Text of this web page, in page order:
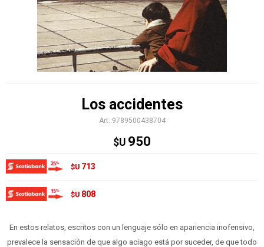
Los accidentes
9789500438704
$U 950
$U 713
$U 808
En estos relatos, escritos con un lenguaje sólo en apariencia inofensivo,
prevalece la sensación de que algo aciago está por suceder, de que todo